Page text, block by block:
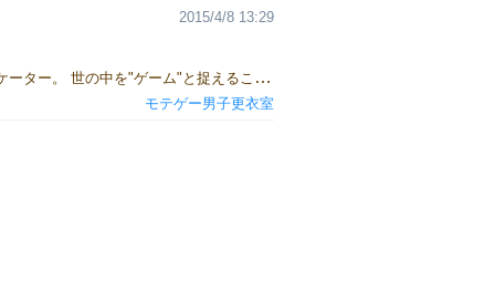
ボードゲームのネットラジオ『モテゲー男子更衣室』パーソナリティ（その1）。 自称モテゲー探究者/プレイコミュニケーター。 世の中を"ゲーム"と捉えることで、より良くプレイ(=攻略)する意識を広めたい。 ■お知らせ ボードゲームグループ「アソビアソート」のイベントにて、ゲームマスターをさせていただきます。 2015年4月26日[日]@高円寺です。以下URLからチケット予約ができます。よろしくお願いします！ http://asobiassort.tumblr.com
2015/4/8 13:29
モテゲー男子更衣室